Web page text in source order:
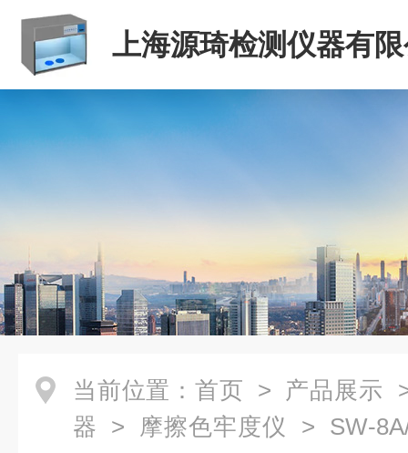
上海源琦检测仪器有
当前位置： 首页 > 产品展示
器 > 摩擦色牢度仪 > SW-